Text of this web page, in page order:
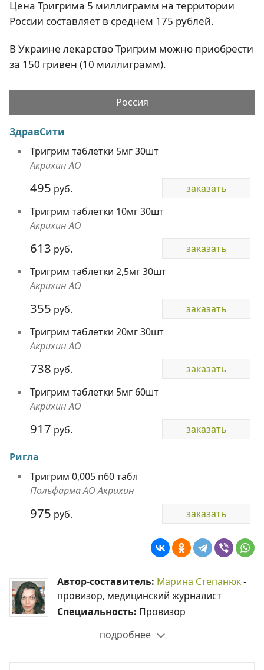
Цена Тригрима 5 миллиграмм на территории
России составляет в среднем 175 рублей.
В Украине лекарство Тригрим можно приобрести
за 150 гривен (10 миллиграмм).
Россия
ЗдравСити
Тригрим таблетки 5мг 30шт
Акрихин АО
495 руб.
заказать
Тригрим таблетки 10мг 30шт
Акрихин АО
613 руб.
заказать
Тригрим таблетки 2,5мг 30шт
Акрихин АО
355 руб.
заказать
Тригрим таблетки 20мг 30шт
Акрихин АО
738 руб.
заказать
Тригрим таблетки 5мг 60шт
Акрихин АО
917 руб. заказать
Ригла
Тригрим 0,005 n60 табл
Польфарма АО Акрихин
975 руб. заказать
Автор-составитель: Марина Степанюк-
провизор, медицинский журналист
Специальность: Провизор
подробнее